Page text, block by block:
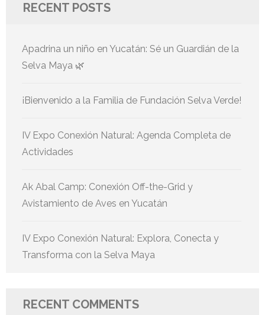
RECENT POSTS
Apadrina un niño en Yucatán: Sé un Guardián de la
Selva Maya 🌿
¡Bienvenido a la Familia de Fundación Selva Verde!
IV Expo Conexión Natural: Agenda Completa de
Actividades
Ak Abal Camp: Conexión Off-the-Grid y
Avistamiento de Aves en Yucatán
IV Expo Conexión Natural: Explora, Conecta y
Transforma con la Selva Maya
RECENT COMMENTS